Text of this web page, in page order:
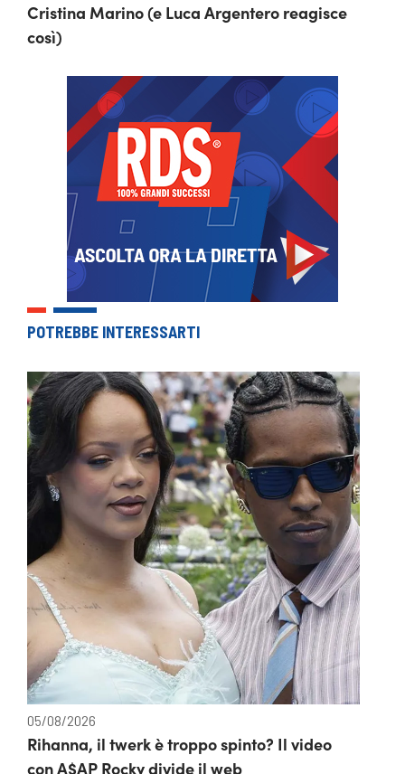
Cristina Marino (e Luca Argentero reagisce
così)
POTREBBE INTERESSARTI
05/08/2026
Rihanna, il twerk è troppo spinto? Il video
con A$AP Rocky divide il web